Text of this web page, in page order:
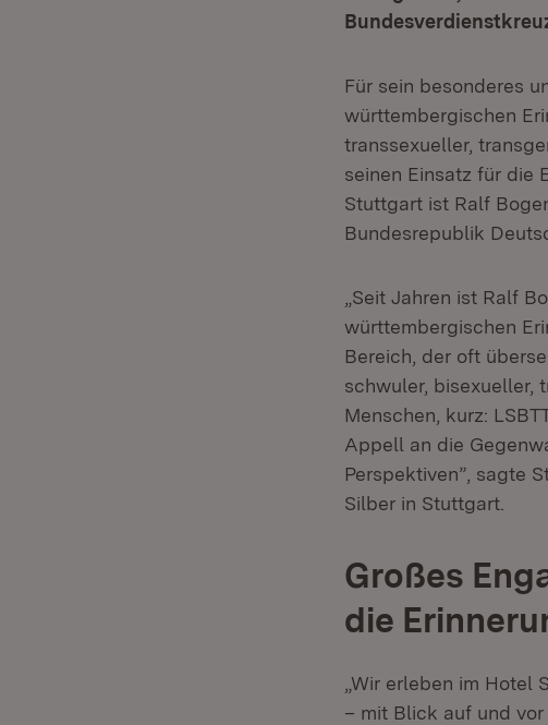
Für sein besonderes
württembergischen
transsexueller,
seinen Einsatz für die
Stuttgart ist Ralf
Bundesrepublik
„Seit Jahren ist Ralf
württembergischen
Bereich, der oft
schwuler, bisexueller,
Menschen, kurz:
Appell an die
Perspektiven”, sagte
Silber in Stuttgart.
Großes
die
„Wir erleben im
– mit Blick auf und